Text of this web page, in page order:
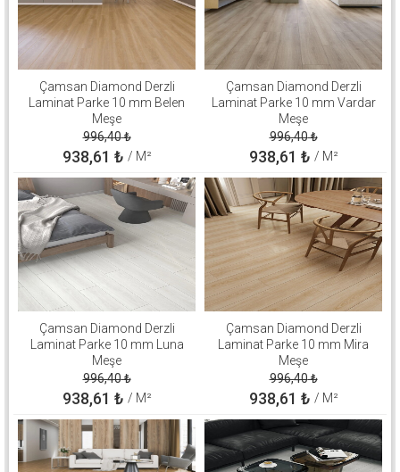
Çamsan Diamond Derzli
Laminat Parke 10 mm Belen
Meşe
996,40₺
938,61 ₺ / M²
Çamsan Diamond Derzli
Laminat Parke 10 mm Vardar
Meşe
996,40₺
938,61 ₺ / M²
Çamsan Diamond Derzli
Laminat Parke 10 mm Luna
Meşe
996,40₺
938,61 ₺ / M²
Çamsan Diamond Derzli
Laminat Parke 10 mm Mira
Meşe
996,40₺
938,61 ₺ / M²